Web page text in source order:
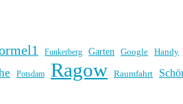
Funkerberg Garten Google Handy
Potsdam Ragow Raumfahrt